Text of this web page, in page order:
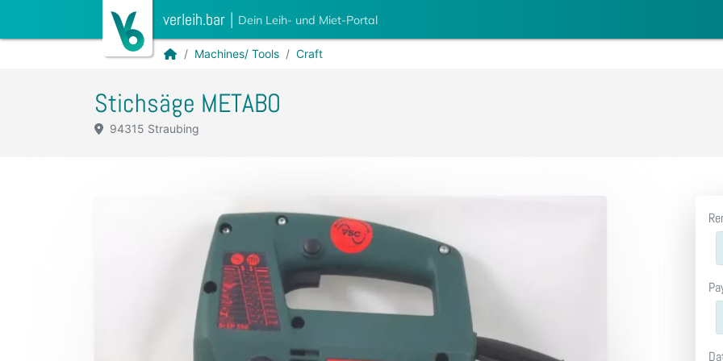
verleih.bar | Dein Leih- und Miet-Portal
Machines/ Tools Craft
Stichsäge METABO
94315 Straubing